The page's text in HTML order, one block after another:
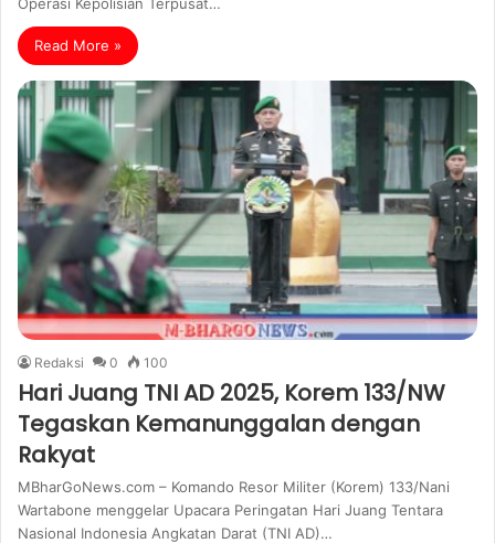
Read More »
Redaksi 0 100
Hari Juang TNI AD 2025, Korem 133/NW
Tegaskan Kemanunggalan dengan
Rakyat
MBharGoNews.com – Komando Resor Militer (Korem) 133/Nani
Wartabone menggelar Upacara Peringatan Hari Juang Tentara
Nasional Indonesia Angkatan Darat (TNI AD)…